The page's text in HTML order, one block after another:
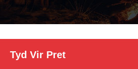
Tyd Vir Pret